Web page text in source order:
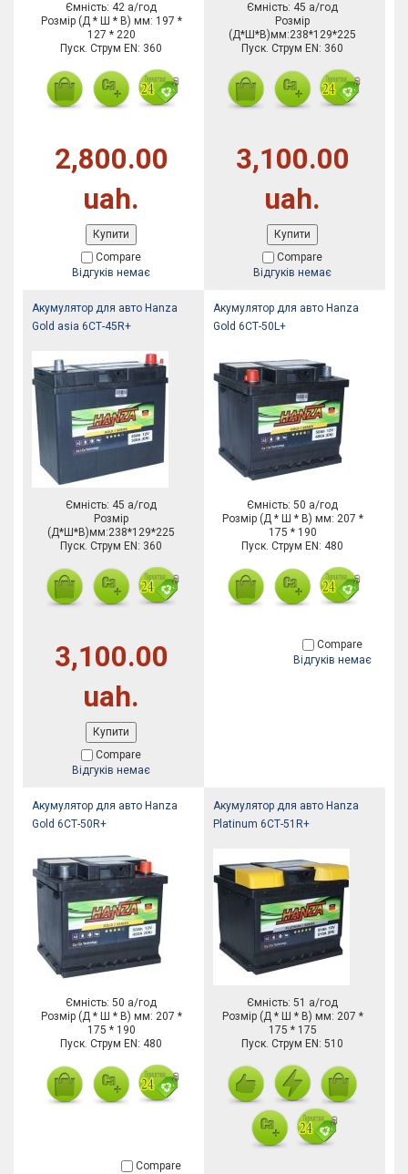
Ємність: 42 а/год
Розмір (Д * Ш * В) мм: 197 *
127 * 220
Пуск. Струм EN: 360
2,800.00
uah.
Купити
Compare
Відгуків немає
Ємність: 45 а/год
Розмір
(Д*Ш*В)мм:238*129*225
Пуск. Струм EN: 360
3,100.00
uah.
Купити
Compare
Відгуків немає
Акумулятор для авто Hanza
Gold asia 6СТ-45R+
Ємність: 45 а/год
Розмір
(Д*Ш*В)мм:238*129*225
Пуск. Струм EN: 360
3,100.00
uah.
Купити
Compare
Відгуків немає
Акумулятор для авто Hanza
Gold 6СТ-50L+
Ємність: 50 а/год
Розмір (Д * Ш * В) мм: 207 *
175 * 190
Пуск. Струм EN: 480
Compare
Відгуків немає
Акумулятор для авто Hanza
Gold 6СТ-50R+
Ємність: 50 а/год
Розмір (Д * Ш * В) мм: 207 *
175 * 190
Пуск. Струм EN: 480
Compare
Акумулятор для авто Hanza
Platinum 6СТ-51R+
Ємність: 51 а/год
Розмір (Д * Ш * В) мм: 207 *
175 * 175
Пуск. Струм EN: 510